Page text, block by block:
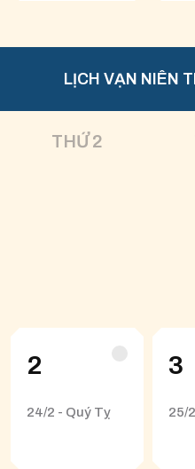
LỊCH VẠN NIÊN
THỨ 2
2
24/2 - Quý Tỵ
3
25/